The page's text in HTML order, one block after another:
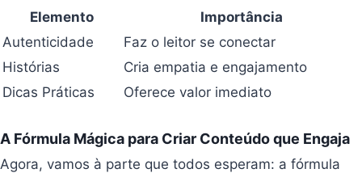
Elemento
Importância
Autenticidade
Faz o leitor se conectar
Histórias
Cria empatia e engajamento
Dicas Práticas
Oferece valor imediato
A Fórmula Mágica para Criar Conteúdo que Engaja
Agora, vamos à parte que todos esperam: a fórmula